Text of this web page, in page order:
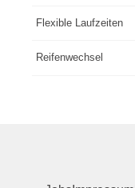
Flexible Laufzeiten
Reifenwechsel